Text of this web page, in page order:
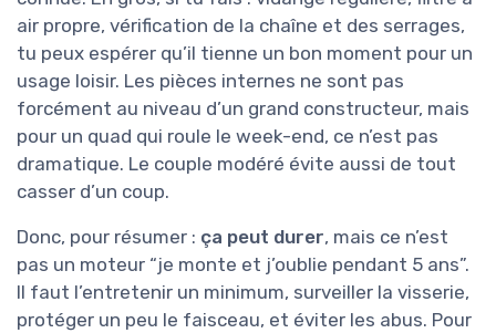
air propre, vérification de la chaîne et des serrages,
tu peux espérer qu’il tienne un bon moment pour un
usage loisir. Les pièces internes ne sont pas
forcément au niveau d’un grand constructeur, mais
pour un quad qui roule le week-end, ce n’est pas
dramatique. Le couple modéré évite aussi de tout
casser d’un coup.
Donc, pour résumer : ça peut durer, mais ce n’est
pas un moteur “je monte et j’oublie pendant 5 ans”.
Il faut l’entretenir un minimum, surveiller la visserie,
protéger un peu le faisceau, et éviter les abus. Pour